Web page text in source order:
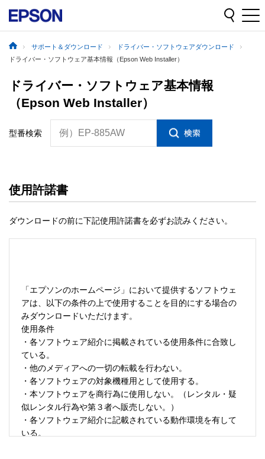
サポート＆ダウンロード
ドライバー・ソフトウェアダウンロード
ドライバー・ソフトウェア基本情報（Epson Web Installer）
ドライバー・ソフトウェア基本情報
（Epson Web Installer）
型番検索 例）EP-885AW
使用許諾書
ダウンロードの前に下記使用許諾書を必ずお読みください。
「エプソンのホームページ」において提供するソフトウェ
アは、以下の条件の上で使用することを目的にする場合の
みダウンロードいただけます。
使用条件
・各ソフトウェア紹介に掲載されている使用条件に合致し
ている。
・他のメディアへの一切の転載を行わない。
・各ソフトウェアの対象機種用として使用する。
・本ソフトウェアを商行為に使用しない。（レンタル・疑
似レンタル行為や第３者へ販売しない。）
・各ソフトウェア紹介に記載されている動作環境を有して
いる。